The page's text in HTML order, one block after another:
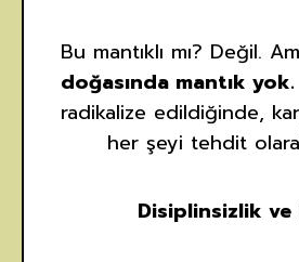
Bu mantıklı mı? Değil.
doğasında mantık yok.
radikalize edildiğinde,
her şeyi tehdit
Disiplinsizlik ve